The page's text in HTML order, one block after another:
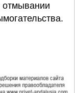
отмывании